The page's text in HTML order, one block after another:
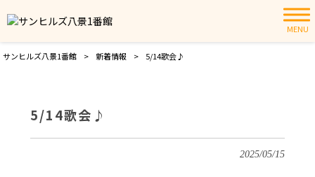
MENU
サンヒルズ八景1番館 > 新着情報 > 5/14歌会♪
5/14歌会♪
2025/05/15